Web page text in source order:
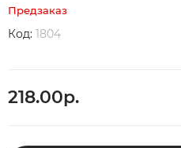
Предзаказ
Код: 1804
218.00р.